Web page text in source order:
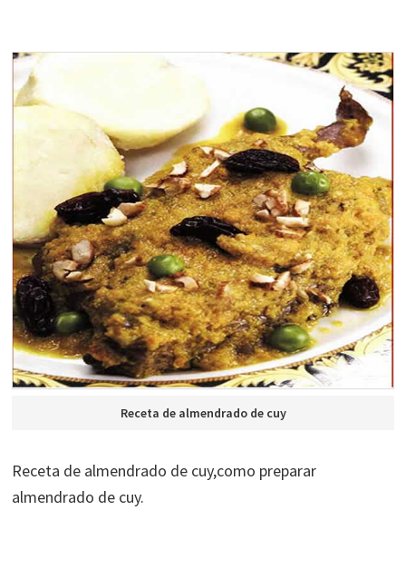
Receta de almendrado de cuy
Receta de almendrado de cuy,como preparar
almendrado de cuy.